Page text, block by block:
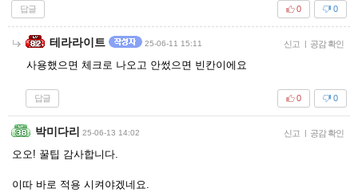
답글 0
0
테라라이트 25-06-11 15:11 신고 | 공감 확인
사용했으면 체크로 나오고 안썼으면 빈칸이에요
답글 0
0
박미다리 25-06-13 14:02 신고 | 공감 확인
오오! 꿀팁 감사합니다.
이따 바로 적용 시켜야겠네요.